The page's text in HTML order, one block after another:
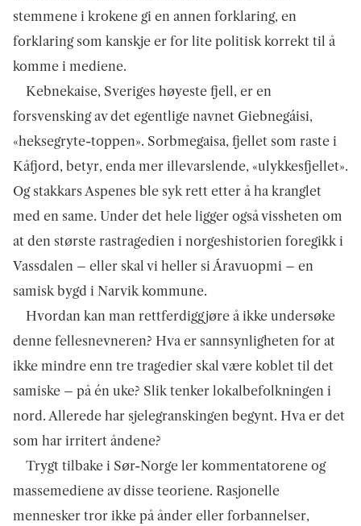
stemmene i krokene gi en annen forklaring, en
forklaring som kanskje er for lite politisk korrekt til å
komme i mediene.
Kebnekaise, Sveriges høyeste fjell, er en
forsvensking av det egentlige navnet Giebnegáisi,
«heksegryte-toppen». Sorbmegaisa, fjellet som raste i
Kåfjord, betyr, enda mer illevarslende, «ulykkesfjellet».
Og stakkars Aspenes ble syk rett etter å ha kranglet
med en same. Under det hele ligger også vissheten om
at den største rastragedien i norgeshistorien foregikk i
Vassdalen – eller skal vi heller si Áravuopmi – en
samisk bygd i Narvik kommune.
Hvordan kan man rettferdiggjøre å ikke undersøke
denne fellesnevneren? Hva er sannsynligheten for at
ikke mindre enn tre tragedier skal være koblet til det
samiske – på én uke? Slik tenker lokalbefolkningen i
nord. Allerede har sjelegranskingen begynt. Hva er det
som har irritert åndene?
Trygt tilbake i Sør-Norge ler kommentatorene og
massemediene av disse teoriene. Rasjonelle
mennesker tror ikke på ånder eller forbannelser,